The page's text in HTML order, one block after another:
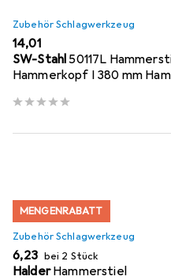
Zubehör Schlagwerkzeug
EUR
14,01
SW-Stahl50117L
Hammerkopf I 380 mm
MENGENRABATT
Zubehör Schlagwerkzeug
EUR
6,23 bei 2 Stück
Halder Hammerstiel